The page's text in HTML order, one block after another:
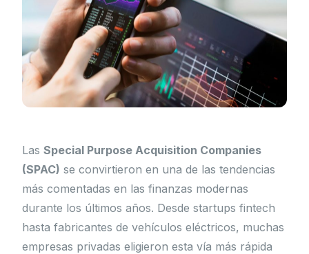
LasSpecial Purpose Acquisition Companies
(SPAC) se convirtieron en una de las tendencias
más comentadas en las finanzas modernas
durante los últimos años. Desde startups fintech
hasta fabricantes de vehículos eléctricos, muchas
empresas privadas eligieron esta vía más rápida